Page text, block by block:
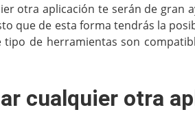
otra aplicación te serán de gran
que de esta forma tendrás la
de herramientas son
cualquier otra